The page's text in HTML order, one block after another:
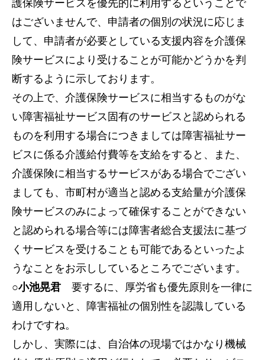
護保険サービスを優先的に利用するということで
はございませんで、申請者の個別の状況に応じま
して、申請者が必要としている支援内容を介護保
険サービスにより受けることが可能かどうかを判
断するように示しております。
その上で、介護保険サービスに相当するものがな
い障害福祉サービス固有のサービスと認められる
ものを利用する場合につきましては障害福祉サー
ビスに係る介護給付費等を支給をすると、また、
介護保険に相当するサービスがある場合でござい
ましても、市町村が適当と認める支給量が介護保
険サービスのみによって確保することができない
と認められる場合等には障害者総合支援法に基づ
くサービスを受けることも可能であるといったよ
うなことをお示ししているところでございます。
○小池晃君 要するに、厚労省も優先原則を一律に
適用しないと、障害福祉の個別性を認識している
わけですね。
しかし、実際には、自治体の現場ではかなり機械